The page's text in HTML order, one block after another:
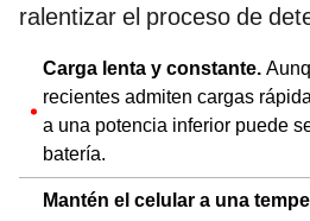
ralentizar el proceso de
Carga lenta y constante.
recientes admiten cargas
a una potencia inferior puede
batería.
Mantén el celular a una